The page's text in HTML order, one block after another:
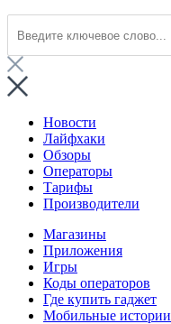
Новости
Лайфхаки
Обзоры
Операторы
Тарифы
Производители
Магазины
Приложения
Игры
Коды операторов
Где купить гаджет
Мобильные истории